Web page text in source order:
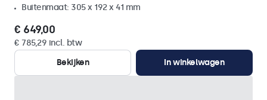
Buitenmaat: 305 x 192 x 41 mm
€ 649,00
€ 785,29 incl. btw
Bekijken
In winkelwagen